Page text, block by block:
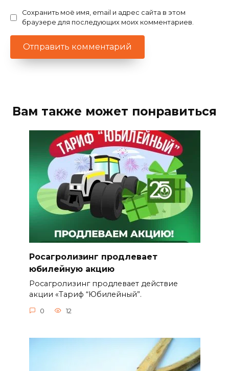
Сохранить моё имя, email и адрес сайта в этом
браузере для последующих моих комментариев.
Вам также может понравиться
Росагролизинг продлевает
юбилейную акцию
Росагролизинг продлевает действие
акции «Тариф “Юбилейный”.
0 12